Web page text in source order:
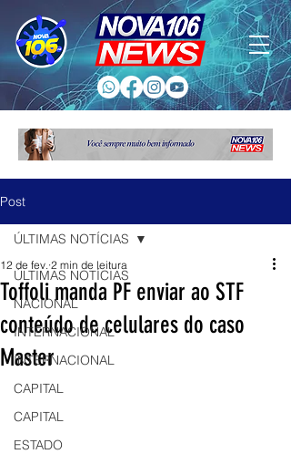
Post
ÚLTIMAS NOTÍCIAS
NACIONAL
INTERNACIONAL
INTERNACIONAL
CAPITAL
CAPITAL
ESTADO
ÚLTIMAS NOTÍCIAS
Toffoli manda PF enviar ao STF
conteúdo de celulares do caso
Master
12 de fev. 2 min de leitura